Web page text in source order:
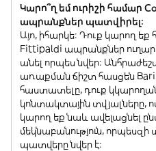
Կարո՞ղ եմ ուրիշի համար
ապրանքներ պատվիրել:
Այո, իհարկե: Դուք կարող եք
Fittipaldi ապրանքներ
անել որպես նվեր:
առաքման ճիշտ հասցեն
հաստատելը, դուք
կոնտակտային տվյալները,
կարող եք նաև ավելացնել
մեկնաբանություն,
պատվերը նվեր է: